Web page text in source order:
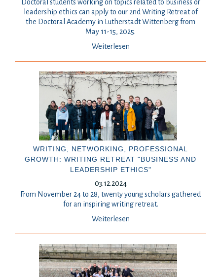
Doctoral students working on topics related to business or
leadership ethics can apply to our 2nd Writing Retreat of
the Doctoral Academy in Lutherstadt Wittenberg from
May 11-15, 2025.
Weiterlesen
WRITING, NETWORKING, PROFESSIONAL
GROWTH: WRITING RETREAT "BUSINESS AND
LEADERSHIP ETHICS"
03.12.2024
From November 24 to 28, twenty young scholars gathered
for an inspiring writing retreat.
Weiterlesen